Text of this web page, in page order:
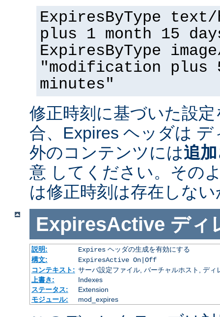
ExpiresByType
plus 1 month 15
ExpiresByType
"modification plus
minutes"
修正時刻に基づいた設
合、Expires ヘッダは
外のコンテンツには追
意 してください。その
は修正時刻は存在しな
ExpiresActive ディ
説明: Expiresヘッダの生成を有効にする
構文:
ExpiresActive On|Off
コンテキスト: サーバ設定ファイル, バーチャルホスト, ディ
上書き:
Indexes
ステータス:
Extension
モジュール:
mod_expires